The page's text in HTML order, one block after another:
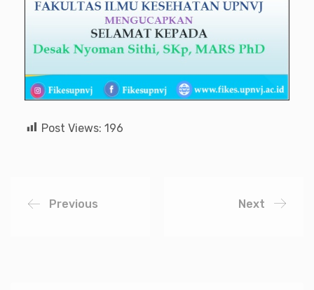
Post Views: 196
Previous Next